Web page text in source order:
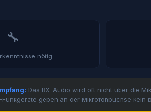
🔧
nötig
Das RX-Audio wird oft nicht über die
geben an der Mikrofonbuchse kein